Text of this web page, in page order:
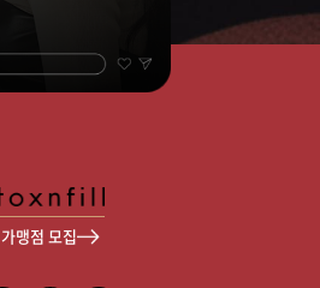
가맹점 모집